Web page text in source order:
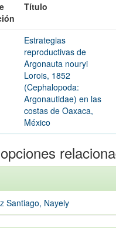
Título
Estrategias
reproductivas de
Argonauta nouryi
Lorois, 1852
(Cephalopoda:
Argonautidae) en las
costas de Oaxaca,
México
Santiago, Nayely